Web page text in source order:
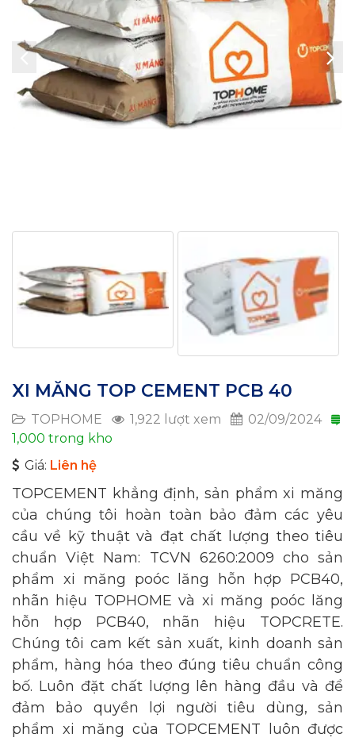
XI MĂNG TOP CEMENT PCB 40
TOPHOME 1,922 lượt xem
02/09/2024
1,000 trong kho
Giá: Liên hệ
TOPCEMENT khẳng định, sản phẩm xi măng
của chúng tôi hoàn toàn bảo đảm các yêu
cầu về kỹ thuật và đạt chất lượng theo tiêu
chuẩn Việt Nam: TCVN 6260:2009 cho sản
phẩm xi măng poóc lăng hỗn hợp PCB40,
nhãn hiệu TOPHOME và xi măng poóc lăng
hỗn hợp PCB40, nhãn hiệu TOPCRETE.
Chúng tôi cam kết sản xuất, kinh doanh sản
phẩm, hàng hóa theo đúng tiêu chuẩn công
bố. Luôn đặt chất lượng lên hàng đầu và để
đảm bảo quyền lợi người tiêu dùng, sản
phẩm xi măng của TOPCEMENT luôn được